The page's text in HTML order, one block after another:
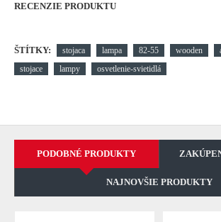
RECENZIE PRODUKTU
ŠTÍTKY: stojaca lampa 82-55 wooden
stojace
lampy osvetlenie-svietidlá
PODOBNÉ PRODUKTY
NAJNOVŠIE PRODUKTY